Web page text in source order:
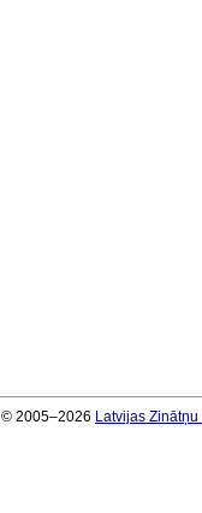
© 2005–2026 Latvijas